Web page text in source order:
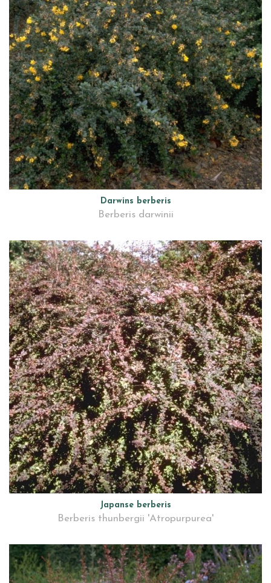
Darwins berberis
Berberis darwinii
Japanse berberis
Berberis thunbergii 'Atropurpurea'